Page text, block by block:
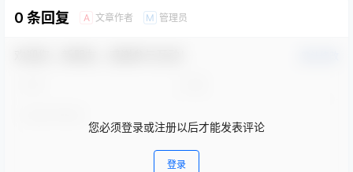
0 条回复 A 文章作者 M 管理员
您必须登录或注册以后才能发表评论
登录